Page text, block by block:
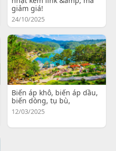
giảm giá!
24/10/2025
Biến áp khô, biến áp dầu,
biến dòng, tụ bù,
12/03/2025